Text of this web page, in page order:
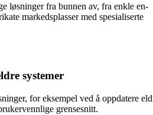
løsninger fra bunnen av, fra enkle en-
markedsplasser med spesialiserte
systemer
for eksempel ved å oppdatere
grensesnitt.